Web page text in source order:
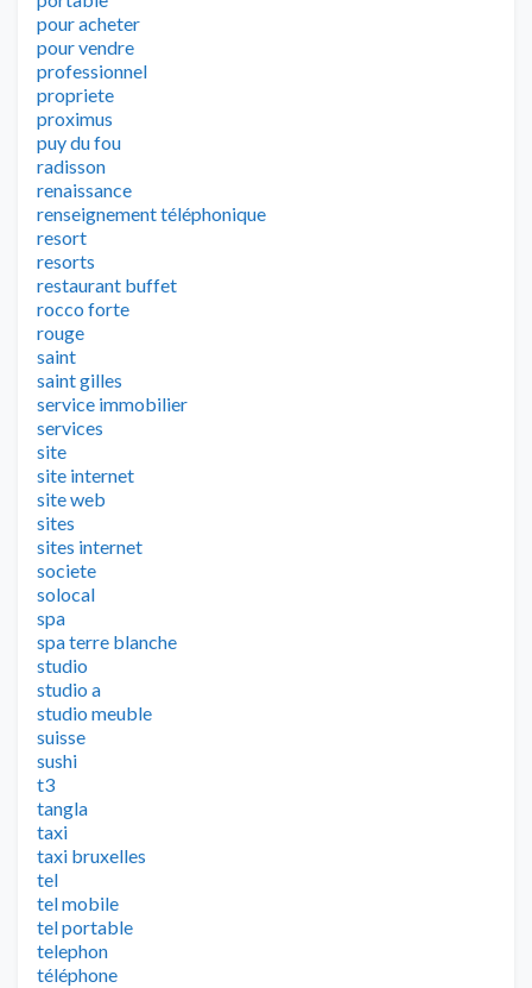
pour acheter
pour vendre
professionnel
propriete
proximus
puy du fou
radisson
renaissance
renseignement téléphonique
resort
resorts
restaurant buffet
rocco forte
rouge
saint
saint gilles
service immobilier
services
site
site internet
site web
sites
sites internet
societe
solocal
spa
spa terre blanche
studio
studio a
studio meuble
suisse
sushi
t3
tangla
taxi
taxi bruxelles
tel
tel mobile
tel portable
telephon
téléphone